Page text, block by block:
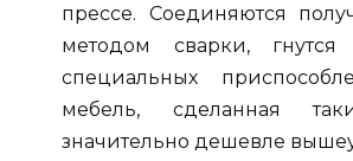
прессе. Соединяются
методом сварки,
специальных
мебель, сделанная
значительно дешевле